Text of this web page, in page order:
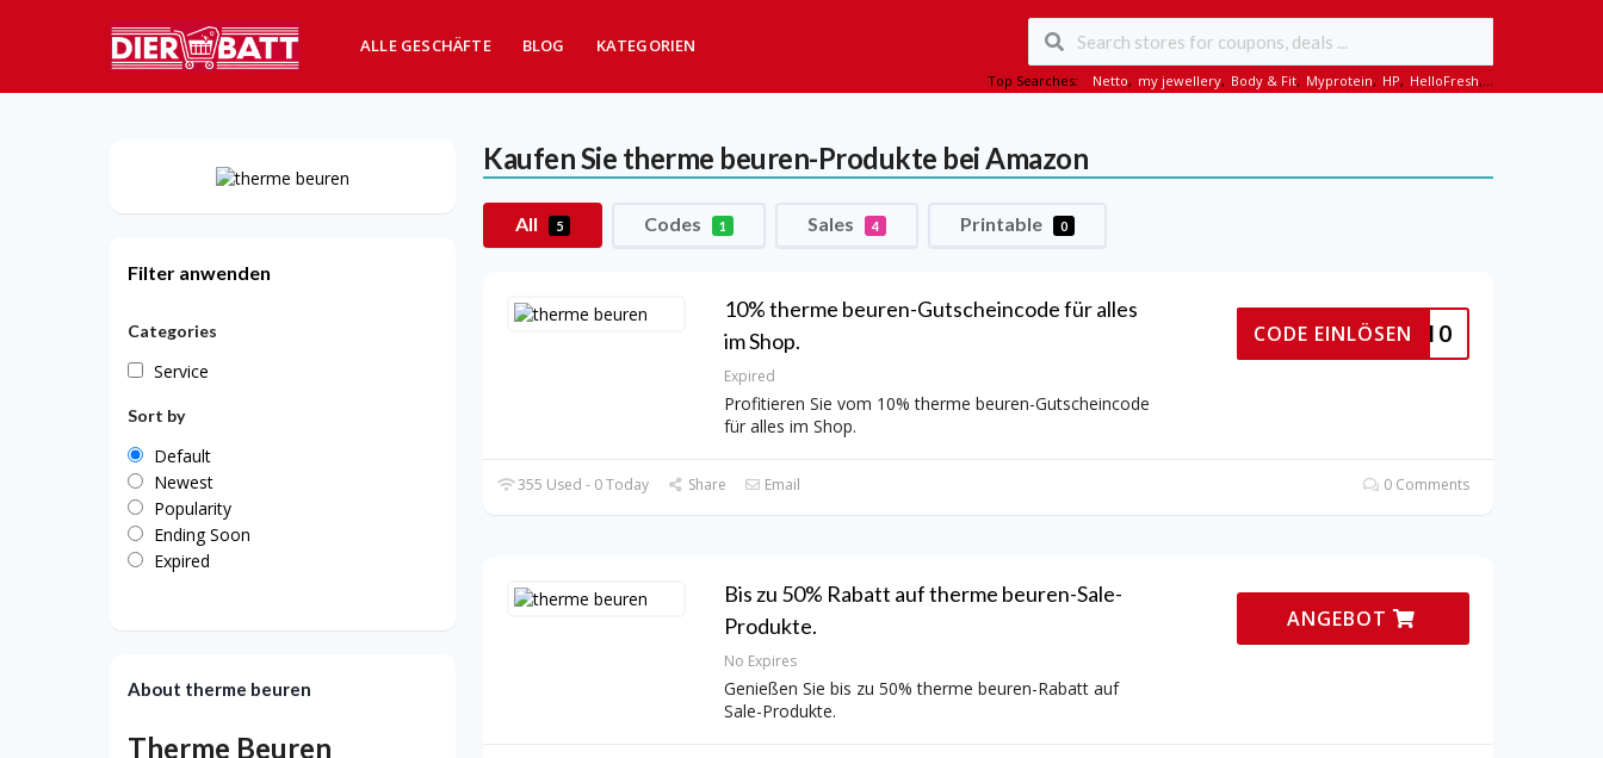
ALLE GESCHÄFTE BLOG KATEGORIEN
Top Searches: Netto, my jewellery, Body & Fit, Myprotein, HP, HelloFresh,...
Kaufen Sie therme beuren-Produkte bei Amazon
All 5 Codes 1 Sales 4 Printable 0
10% therme beuren-Gutscheincode für alles
im Shop.
Expired
Profitieren Sie vom 10% therme beuren-Gutscheincode
für alles im Shop.
THERME10
CODE EINLÖSEN
355 Used - 0 Today Share Email 0 Comments
Bis zu 50% Rabatt auf therme beuren-Sale-
Produkte.
No Expires
Genießen Sie bis zu 50% therme beuren-Rabatt auf
Sale-Produkte.
ANGEBOT
Filter anwenden
Categories
Service
Sort by
Default
Newest
Popularity
Ending Soon
Expired
About therme beuren
Therme Beuren